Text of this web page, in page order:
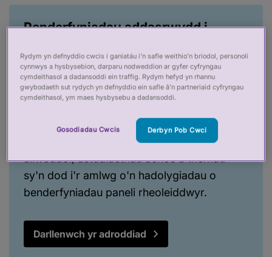
Penderfyniadau addasrwydd i
sylw
Rydym wedi cyhoeddi ein hadroddiad
cyntaf yn casglu mewnwelediadau o'n
penderfyniadau addasrwydd i ymarfer yn
ystod 2024/25. Mae'n cynnwys data
allweddol, astudiaethau achos a themâu
sy'n dod i'r amlwg o'n hadolygiadau o
benderfyniadau paneli rheoleiddwyr.
Darllenwch yr adroddiad
Rydym yn defnyddio cwcis i ganiatáu i’n safle weithio’n briodol, personoli
cynnwys a hysbysebion, darparu nodweddion ar gyfer cyfryngau
cymdeithasol a dadansoddi ein traffig. Rydym hefyd yn rhannu
gwybodaeth sut rydych yn defnyddio ein safle â’n partneriaid cyfryngau
cymdeithasol, ym maes hysbysebu a dadansoddi.
Gosodiadau Cwcis Derbyn Pob Cwci